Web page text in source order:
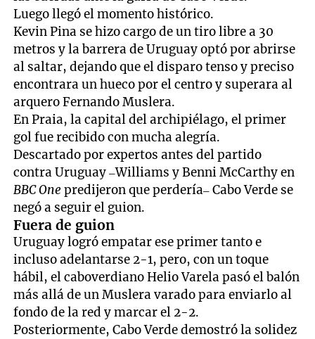
Luego llegó el momento histórico.
Kevin Pina se hizo cargo de un tiro libre a 30
metros y la barrera de Uruguay optó por abrirse
al saltar, dejando que el disparo tenso y preciso
encontrara un hueco por el centro y superara al
arquero Fernando Muslera.
En Praia, la capital del archipiélago, el primer
gol fue recibido con mucha alegría.
Descartado por expertos antes del partido
contra Uruguay –Williams y Benni McCarthy en
BBC Onepredijeron que perdería– Cabo Verde se
negó a seguir el guion.
Fuera de guion
Uruguay logró empatar ese primer tanto e
incluso adelantarse 2-1, pero, con un toque
hábil, el caboverdiano Helio Varela pasó el balón
más allá de un Muslera varado para enviarlo al
fondo de la red y marcar el 2-2.
Posteriormente, Cabo Verde demostró la solidez